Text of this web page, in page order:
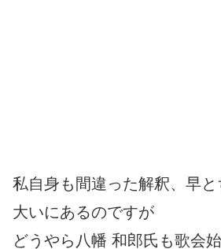
私自身も間違った解釈、早
大いにあるのですが
どうやら八幡 和郎氏も歌会